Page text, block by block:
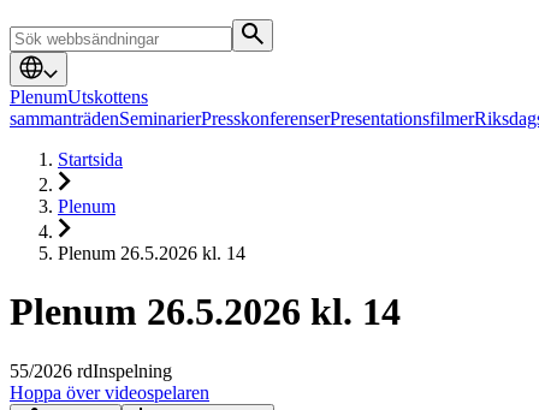
PlenumUtskottens
sammanträdenSeminarierPresskonferenserPresentationsfilmer
Startsida
Plenum
Plenum 26.5.2026 kl. 14
Plenum 26.5.2026 kl. 14
55/2026 rdInspelning
Hoppa över videospelaren